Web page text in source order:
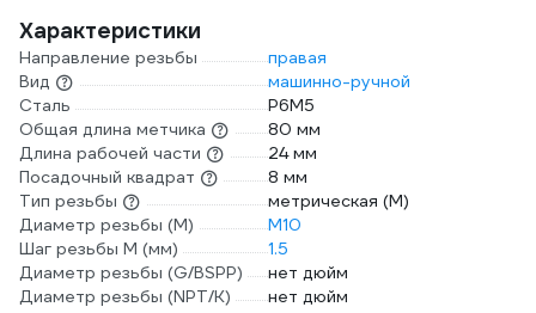
Характеристики
Направление резьбы
правая
Вид
машинно-ручной
Сталь
P6M5
Общая длина метчика
80 мм
Длина рабочей части
24 мм
Посадочный квадрат
8 мм
Тип резьбы
метрическая (М)
Диаметр резьбы (М)
М10
Шаг резьбы М (мм)
1.5
Диаметр резьбы (G/BSPP)
нет дюйм
Диаметр резьбы (NPT/K)
нет дюйм